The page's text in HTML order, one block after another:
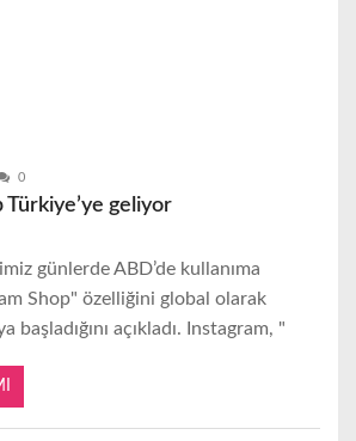
0
Türkiye’ye geliyor
günlerde ABD’de kullanıma
Shop" özelliğini global olarak
başladığını açıkladı. Instagram, "